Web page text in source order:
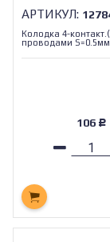
АРТИКУЛ:
Колодка 4-
проводами
106 Р